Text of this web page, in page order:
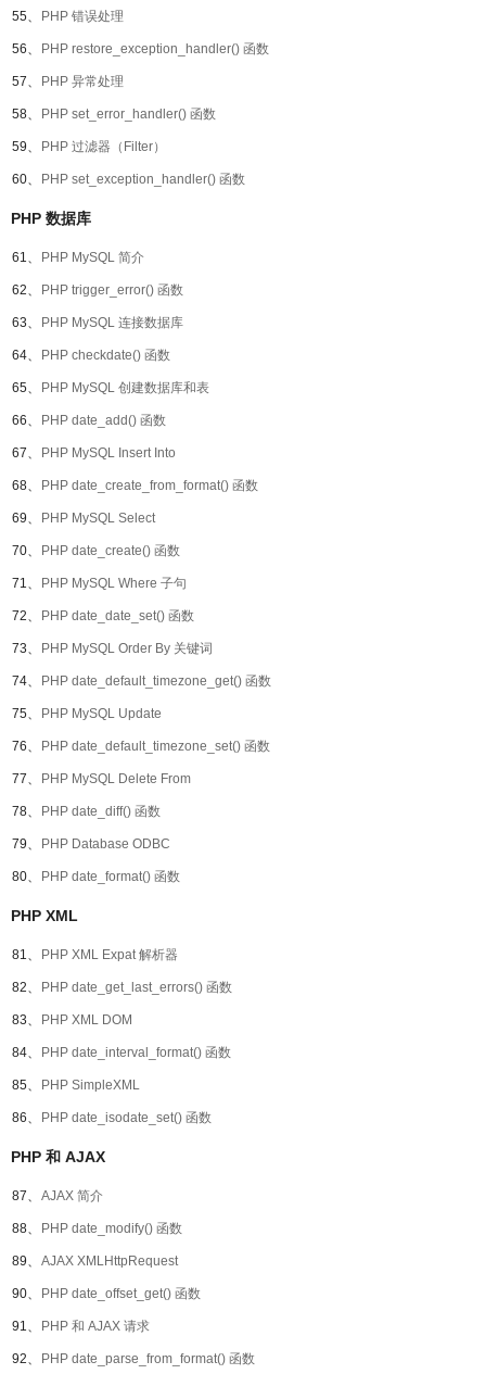
55、 PHP 错误处理
56、 PHP restore_exception_handler() 函数
57、 PHP 异常处理
58、 PHP set_error_handler() 函数
59、 PHP 过滤器（Filter）
60、 PHP set_exception_handler() 函数
PHP 数据库
61、 PHP MySQL 简介
62、 PHP trigger_error() 函数
63、 PHP MySQL 连接数据库
64、 PHP checkdate() 函数
65、 PHP MySQL 创建数据库和表
66、 PHP date_add() 函数
67、 PHP MySQL Insert Into
68、 PHP date_create_from_format() 函数
69、 PHP MySQL Select
70、 PHP date_create() 函数
71、 PHP MySQL Where 子句
72、 PHP date_date_set() 函数
73、 PHP MySQL Order By 关键词
74、 PHP date_default_timezone_get() 函数
75、 PHP MySQL Update
76、 PHP date_default_timezone_set() 函数
77、 PHP MySQL Delete From
78、 PHP date_diff() 函数
79、 PHP Database ODBC
80、 PHP date_format() 函数
PHP XML
81、 PHP XML Expat 解析器
82、 PHP date_get_last_errors() 函数
83、 PHP XML DOM
84、 PHP date_interval_format() 函数
85、 PHP SimpleXML
86、 PHP date_isodate_set() 函数
PHP 和 AJAX
87、 AJAX 简介
88、 PHP date_modify() 函数
89、 AJAX XMLHttpRequest
90、 PHP date_offset_get() 函数
91、 PHP 和 AJAX 请求
92、 PHP date_parse_from_format() 函数